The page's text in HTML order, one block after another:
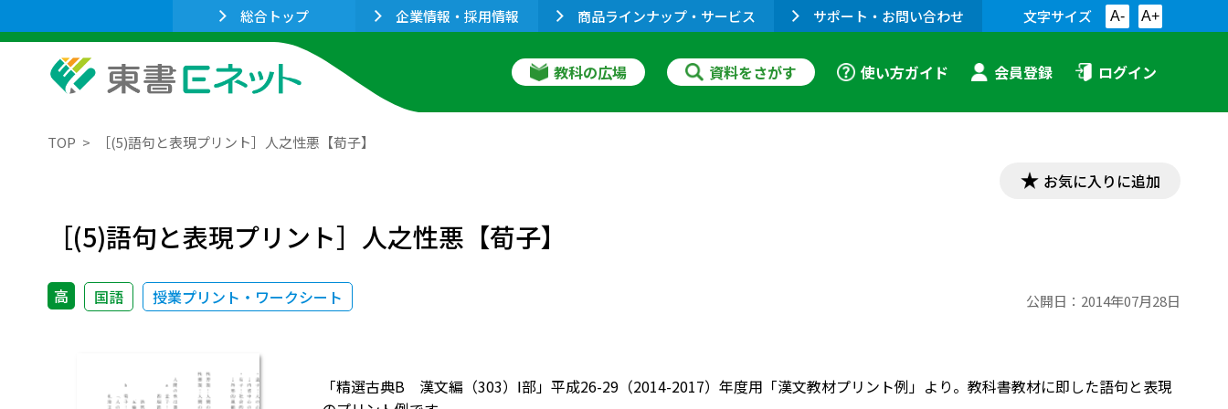
総合トップ 企業情報・採用情報 商品ラインナップ・サービス サポート・お問い合わせ 文字サイズ A- A+
教科の広場 資料をさがす 使い方ガイド 会員登録 ログイン
TOP ［(5)語句と表現プリント］人之性悪【荀子】
お気に入りに追加
［(5)語句と表現プリント］人之性悪【荀子】
高 国語 授業プリント・ワークシート 公開日： 2014年07月28日
「精選古典B 漢文編（303）Ⅰ部」平成26-29（2014-2017）年度用「漢文教材プリント例」より。教科書教材に即した語句と表現